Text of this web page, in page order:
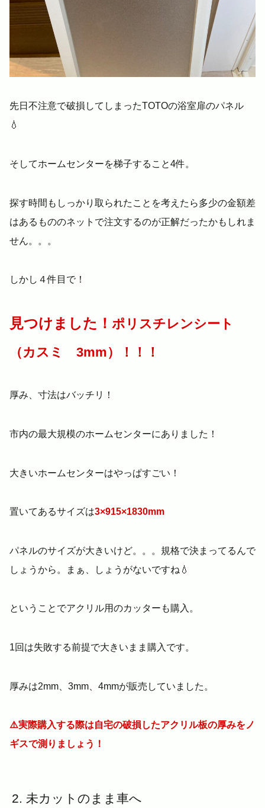
先日不注意で破損してしまったTOTOの浴室扉のパネル
💧
そしてホームセンターを梯子すること4件。
探す時間もしっかり取られたことを考えたら多少の金額差
はあるもののネットで注文するのが正解だったかもしれま
せん。。。
しかし４件目で！
見つけました！ ポリスチレンシート
（カスミ 3mm）！！！
厚み、寸法はバッチリ！
市内の最大規模のホームセンターにありました！
大きいホームセンターはやっぱすごい！
置いてあるサイズは3×915×1830mm
パネルのサイズが大きいけど。。。規格で決まってるんで
しょうから。まぁ、しょうがないですね💧
ということでアクリル用のカッターも購入。
1回は失敗する前提で大きいまま購入です。
厚みは2mm、3mm、4mmが販売していました。
⚠️実際購入する際は自宅の破損したアクリル板の厚みをノ
ギスで測りましょう！
未カットのまま車へ